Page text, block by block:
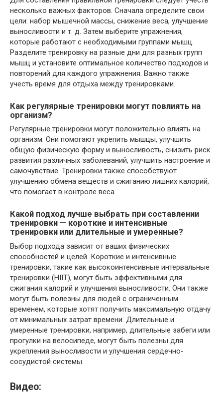
несколько важных факторов. Сначала определите свои
цели: набор мышечной массы, снижение веса, улучшение
выносливости и т. д. Затем выберите упражнения,
которые работают с необходимыми группами мышц.
Разделите тренировку на разные дни для разных групп
мышц и установите оптимальное количество подходов и
повторений для каждого упражнения. Важно также
учесть время для отдыха между тренировками.
Как регулярные тренировки могут повлиять на
организм?
Регулярные тренировки могут положительно влиять на
организм. Они помогают укрепить мышцы, улучшить
общую физическую форму и выносливость, снизить риск
развития различных заболеваний, улучшить настроение и
самочувствие. Тренировки также способствуют
улучшению обмена веществ и сжиганию лишних калорий,
что помогает в контроле веса.
Какой подход лучше выбрать при составлении
тренировки — короткие и интенсивные
тренировки или длительные и умеренные?
Выбор подхода зависит от ваших физических
способностей и целей. Короткие и интенсивные
тренировки, такие как высокоинтенсивные интервальные
тренировки (HIIT), могут быть эффективными для
сжигания калорий и улучшения выносливости. Они также
могут быть полезны для людей с ограниченным
временем, которые хотят получить максимальную отдачу
от минимальных затрат времени. Длительные и
умеренные тренировки, например, длительные забеги или
прогулки на велосипеде, могут быть полезны для
укрепления выносливости и улучшения сердечно-
сосудистой системы.
Видео: